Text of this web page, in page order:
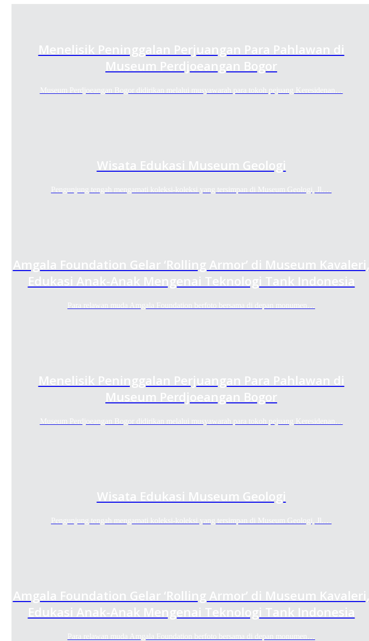
Menelisik Peninggalan Perjuangan Para Pahlawan di
Museum Perdjoeangan Bogor
Museum Perdjoeangan Bogor didirikan melalui musyawarah para tokoh pejuang Keresidenan…
Wisata Edukasi Museum Geologi
Pengunjung tengah mengamati koleksi-koleksi yang tersimpan di Museum Geologi, Jl.…
Amgala Foundation Gelar ‘Rolling Armor’ di Museum Kavaleri,
Edukasi Anak-Anak Mengenai Teknologi Tank Indonesia
Para relawan muda Amgala Foundation berfoto bersama di depan monumen…
Menelisik Peninggalan Perjuangan Para Pahlawan di
Museum Perdjoeangan Bogor
Museum Perdjoeangan Bogor didirikan melalui musyawarah para tokoh pejuang Keresidenan…
Wisata Edukasi Museum Geologi
Pengunjung tengah mengamati koleksi-koleksi yang tersimpan di Museum Geologi, Jl.…
Amgala Foundation Gelar ‘Rolling Armor’ di Museum Kavaleri,
Edukasi Anak-Anak Mengenai Teknologi Tank Indonesia
Para relawan muda Amgala Foundation berfoto bersama di depan monumen…